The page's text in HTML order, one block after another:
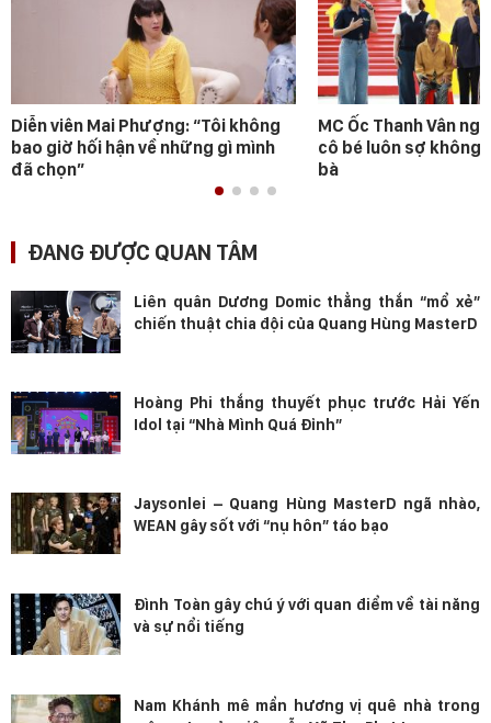
Diễn viên Mai Phượng: “Tôi không
bao giờ hối hận về những gì mình
đã chọn”
MC Ốc Thanh Vân
cô bé luôn sợ không
bà
ĐANG ĐƯỢC QUAN TÂM
Liên quân Dương Domic thẳng thắn “mổ xẻ”
chiến thuật chia đội của Quang Hùng MasterD
Hoàng Phi thắng thuyết phục trước Hải Yến
Idol tại “Nhà Mình Quá Đỉnh”
Jaysonlei – Quang Hùng MasterD ngã nhào,
WEAN gây sốt với “nụ hôn” táo bạo
Đình Toàn gây chú ý với quan điểm về tài năng
và sự nổi tiếng
Nam Khánh mê mẩn hương vị quê nhà trong